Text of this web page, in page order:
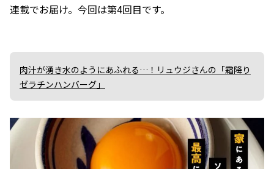
連載でお届け。今回は第4回目です。
肉汁が湧き水のようにあふれる…！リュウジさんの「霜降り
ゼラチンハンバーグ」